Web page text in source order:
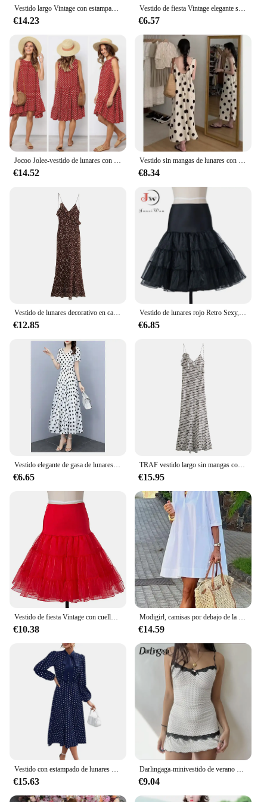
Vestido largo Vintage con estampado de lunares para mujer, ropa holgada para el sol, estilo cruzado, disponible en Stock
€14.23
Vestido de fiesta Vintage elegante sin hombros para mujer, vestido Midi con volantes de lunares, línea A, Verano
€6.57
Jocoo Jolee-vestido de lunares con volantes para mujer, minivestido Sexy, ajustado, fino, con cuello redondo, para fiesta en la playa, primavera y verano
€14.52
Vestido sin mangas de lunares con espalda abierta para mujer, vestido elegante con sensación de diseño micro regordete para vacaciones, llegada de verano
€8.34
€12.85 €6.85
€6.65
TRAF vestido largo sin mangas con volantes de lunares para mujer, vestido Midi de satén con espalda descubierta y flores, vestidos de fiesta de noche Sexy, Verano
€15.95
€10.38 €14.59
€15.63 €9.04